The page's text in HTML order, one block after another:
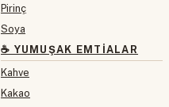
Pirinç
Soya
☕ YUMUŞAK EMTIALAR
Kahve
Kakao